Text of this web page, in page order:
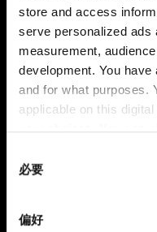
store and access
serve personalized ads
measurement,
development. You
and for what purposes.
applicable on this
the Privacy trigger icon.
Collect
Selection
必要
偏好
建立新存檔。該存檔
現雲朵圖示。
開啟想接續遊玩的《
「我的獎勵」。
完成與第三步同一
需要幫忙？